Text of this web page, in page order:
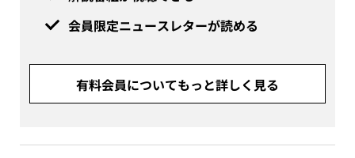
会員限定ニュースレターが読める
有料会員についてもっと詳しく見る